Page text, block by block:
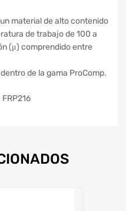
material de alto contenido
de trabajo de 100 a
(μ) comprendido entre
de la gama ProComp.